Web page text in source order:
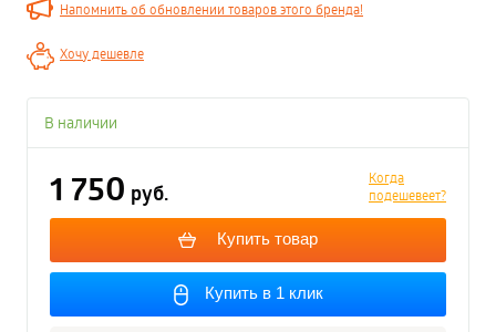
Напомнить об обновлении товаров этого бренда!
Хочу дешевле
В наличии
Когда
подешевеет?
1 750 руб.
Купить товар
Купить в 1 клик